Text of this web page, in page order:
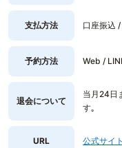
支払方法 口座振込
予約方法 Web /
退会について
当月24日
す｡
URL 公式サイト